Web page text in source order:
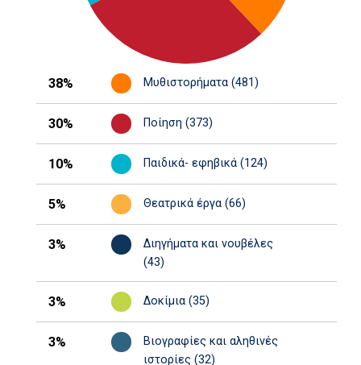
38% Μυθιστορήματα (481)
30% Ποίηση (373)
10% Παιδικά- εφηβικά (124)
5% Θεατρικά έργα (66)
3%
Διηγήματα και νουβέλες
(43)
3% Δοκίμια (35)
3%
Βιογραφίες και αληθινές
ιστορίες (32)